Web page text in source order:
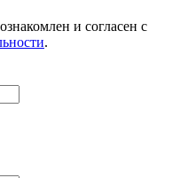
и согласен с
.